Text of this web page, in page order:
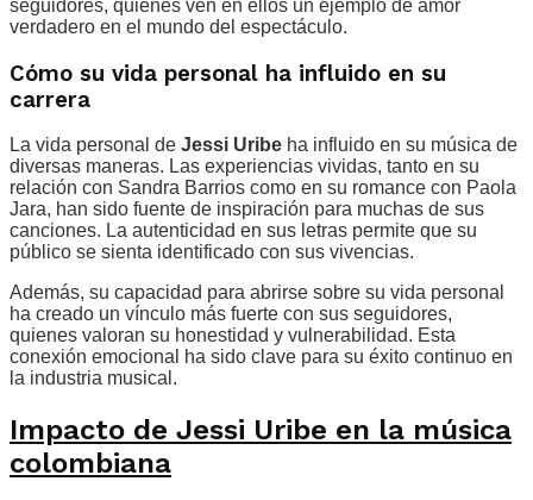
seguidores, quienes ven en ellos un ejemplo de amor
verdadero en el mundo del espectáculo.
Cómo su vida personal ha influido en su
carrera
La vida personal de Jessi Uribe ha influido en su música de
diversas maneras. Las experiencias vividas, tanto en su
relación con Sandra Barrios como en su romance con Paola
Jara, han sido fuente de inspiración para muchas de sus
canciones. La autenticidad en sus letras permite que su
público se sienta identificado con sus vivencias.
Además, su capacidad para abrirse sobre su vida personal
ha creado un vínculo más fuerte con sus seguidores,
quienes valoran su honestidad y vulnerabilidad. Esta
conexión emocional ha sido clave para su éxito continuo en
la industria musical.
Impacto de Jessi Uribe en la música
colombiana